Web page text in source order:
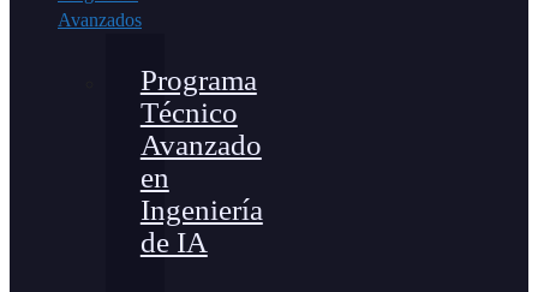
Avanzados
Programa
Técnico
Avanzado
en
Ingeniería
de IA